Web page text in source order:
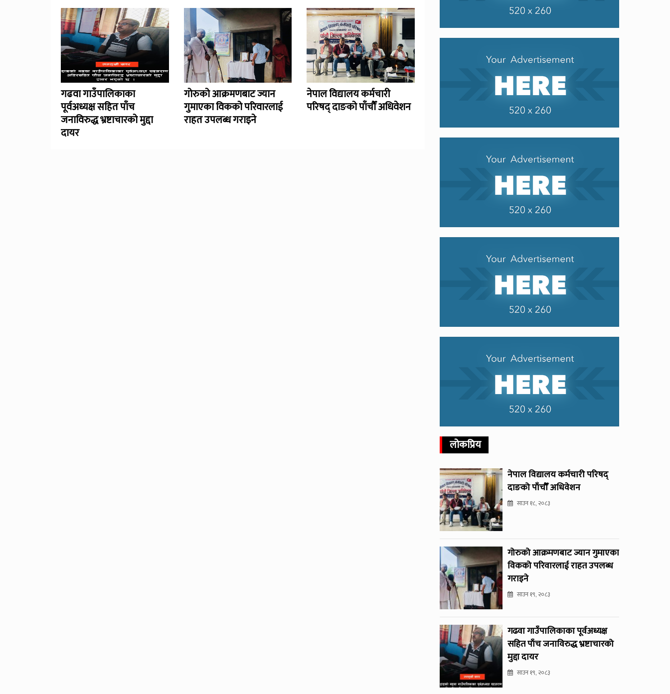
गढवा गाउँपालिकाका
पूर्वअध्यक्ष सहित पाँच
जनाविरुद्ध भ्रष्टाचारको मुद्दा
दायर
गोरुको आक्रमणबाट ज्यान
गुमाएका विकको परिवारलाई
राहत उपलब्ध गराइने
नेपाल विद्यालय कर्मचारी
परिषद् दाङको पाँचौँ अधिवेशन
लोकप्रिय
नेपाल विद्यालय कर्मचारी परिषद्
दाङको पाँचौँ अधिवेशन
साउन १८, २०८३
गोरुको आक्रमणबाट ज्यान गुमाएका
विकको परिवारलाई राहत उपलब्ध
गराइने
साउन १९, २०८३
गढवा गाउँपालिकाका पूर्वअध्यक्ष
सहित पाँच जनाविरुद्ध भ्रष्टाचारको
मुद्दा दायर
साउन १९, २०८३